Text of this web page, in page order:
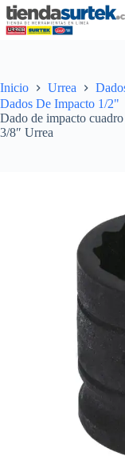
Saltar
al
contenido
Inicio Urrea
Dados De Impacto 1/2"
Dado de impacto
3/8″ Urrea